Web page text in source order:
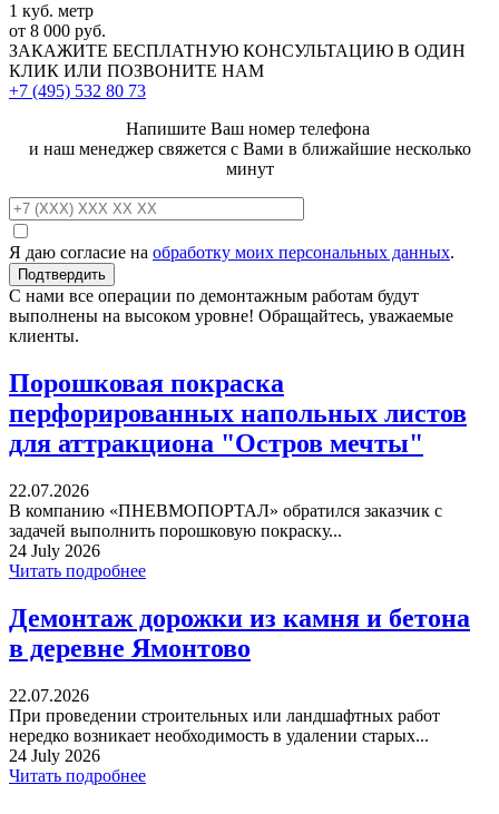
1 куб. метр
от 8 000 руб.
ЗАКАЖИТЕ БЕСПЛАТНУЮ КОНСУЛЬТАЦИЮ В ОДИН
КЛИК ИЛИ ПОЗВОНИТЕ НАМ
+7 (495) 532 80 73
Напишите Ваш номер телефона
и наш менеджер свяжется с Вами в ближайшие несколько
минут
Я даю согласие на обработку моих персональных данных.
С нами все операции по демонтажным работам будут
выполнены на высоком уровне! Обращайтесь, уважаемые
клиенты.
Порошковая покраска
перфорированных напольных листов
для аттракциона "Остров мечты"
22.07.2026
В компанию «ПНЕВМОПОРТАЛ» обратился заказчик с
задачей выполнить порошковую покраску...
24 July 2026
Читать подробнее
Демонтаж дорожки из камня и бетона
в деревне Ямонтово
22.07.2026
При проведении строительных или ландшафтных работ
нередко возникает необходимость в удалении старых...
24 July 2026
Читать подробнее